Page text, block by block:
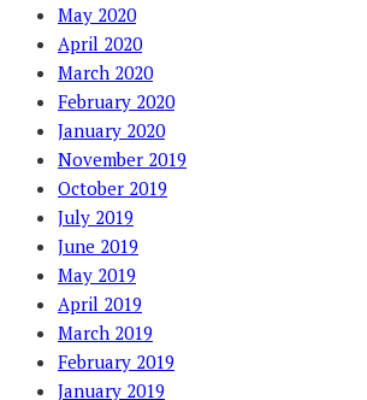
May 2020
April 2020
March 2020
February 2020
January 2020
November 2019
October 2019
July 2019
June 2019
May 2019
April 2019
March 2019
February 2019
January 2019